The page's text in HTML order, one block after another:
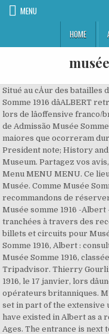
MENU
HOME
Situé au cÅur des batailles
Somme 1916 dâALBERT
lors de lâoffensive franco/
de Admissão Musée
maiores que ocorreram
President note; History
Museum. Partagez vos
Menu MENU MENU. Ce
Musée. Comme Musée
recommandons de
Musée somme 1916 -
tranchées à travers des
billets et circuits pour
Somme 1916, Albert :
Musée Somme 1916,
Tripadvisor. Thierry
1916, le 17 janvier, lors
opérateurs britanniques.
set in part of the extensive
have existed in Albert as a
Ages. The entrance is next